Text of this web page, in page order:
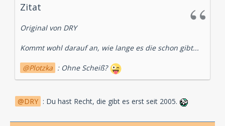
Zitat
Original von DRY
Kommt wohl darauf an, wie lange es die schon gibt...
Plotzka : Ohne Scheiß?
DRY : Du hast Recht, die gibt es erst seit 2005.